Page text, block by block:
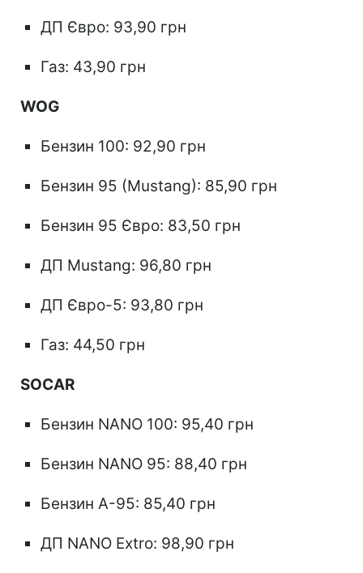
ДП Євро: 93,90 грн
Газ: 43,90 грн
WOG
Бензин 100: 92,90 грн
Бензин 95 (Mustang): 85,90 грн
Бензин 95 Євро: 83,50 грн
ДП Mustang: 96,80 грн
ДП Євро-5: 93,80 грн
Газ: 44,50 грн
SOCAR
Бензин NANO 100: 95,40 грн
Бензин NANO 95: 88,40 грн
Бензин А-95: 85,40 грн
ДП NANO Extro: 98,90 грн